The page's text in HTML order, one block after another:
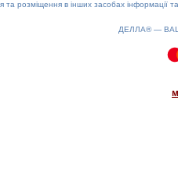
та розміщення в інших засобах інформації
ДЕЛЛА® —